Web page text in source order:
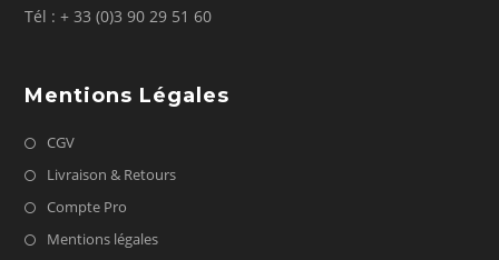
Tél : + 33 (0)3 90 29 51 60
Mentions Légales
CGV
Livraison & Retours
Compte Pro
Mentions légales